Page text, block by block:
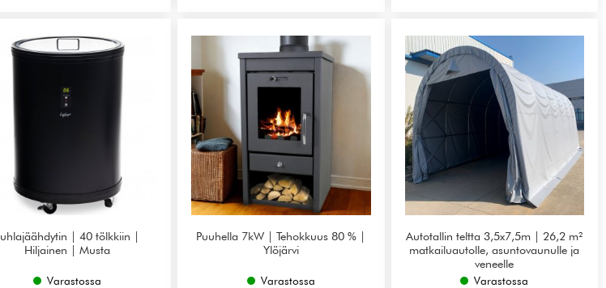
| 40 tölkkiin |
Hiljainen | Musta
Varastossa
Puuhella 7kW | Tehokkuus 80 % |
Ylöjärvi
Varastossa
Autotallin teltta 3,5x7,5m | 26,2 m²
matkailuautolle, asuntovaunulle ja
veneelle
Varastossa